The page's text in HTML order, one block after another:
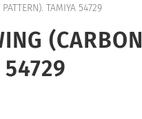
TAMIYA 54729
(CARBON
54729